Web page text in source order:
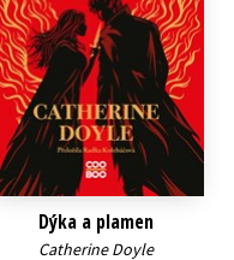
Dýka a plamen
Catherine Doyle